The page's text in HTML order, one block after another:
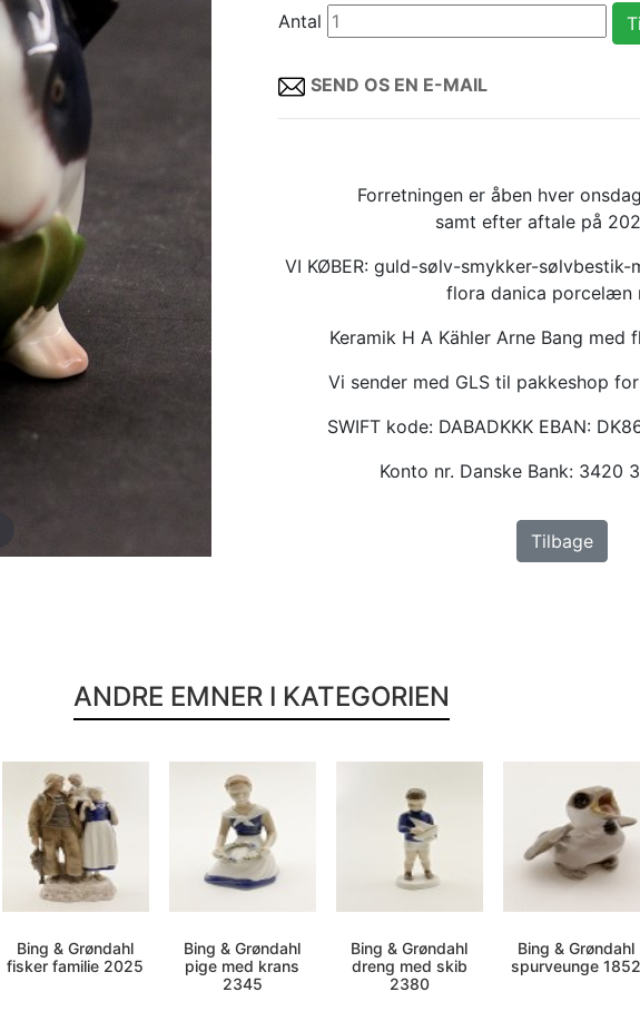
Antal
SEND OS EN E-MAIL
Forretningen er åben hver
samt efter aftale på
VI KØBER: guld-sølv-smykker-
flora danica porcelæn
Keramik H A Kähler Arne Bang
Vi sender med GLS til pakkeshop
SWIFT kode: DABADKKK EBAN:
Konto nr. Danske Bank: 3420
Tilbage
ANDRE EMNER I KATEGORIEN
Bing & Grøndahl
fisker familie 2025
Bing & Grøndahl
pige med krans
2345
Bing & Grøndahl
dreng med skib
2380
Bing & Grøndahl
spurveunge 1852